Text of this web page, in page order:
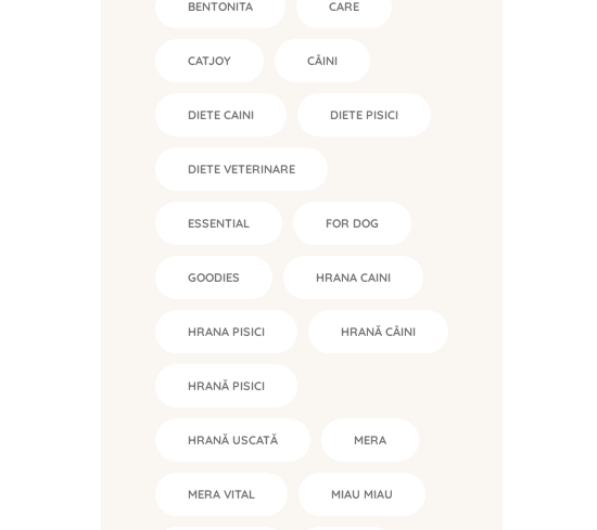
BENTONITA CARE
CATJOY CÂINI
DIETE CAINI DIETE PISICI
DIETE VETERINARE
ESSENTIAL FOR DOG
GOODIES HRANA CAINI
HRANA PISICI HRANĂ CÂINI
HRANĂ PISICI
HRANĂ USCATĂ MERA
MERA VITAL MIAU MIAU